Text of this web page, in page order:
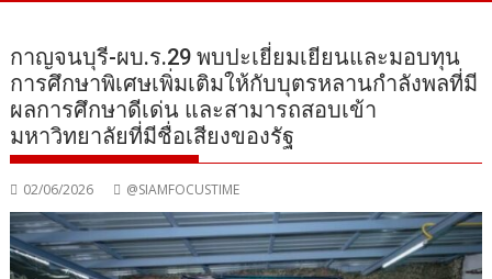
กาญจนบุรี-ผบ.ร.29 พบปะเยี่ยมเยียนและมอบทุน
การศึกษาพิเศษเพิ่มเติมให้กับบุตรหลานกำลังพลที่มี
ผลการศึกษาดีเด่น และสามารถสอบเข้า
มหาวิทยาลัยที่มีชื่อเสียงของรัฐ
02/06/2026 @SIAMFOCUSTIME